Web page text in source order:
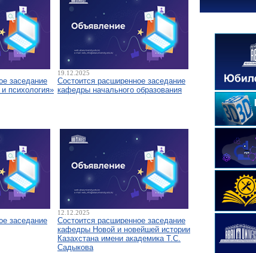
заседание
психология»
19.12.2025
Состоится расширенное заседание
кафедры начального образования
заседание
12.12.2025
Состоится расширенное заседание
кафедры Новой и новейшей истории
Казахстана имени академика Т.С.
Садыкова